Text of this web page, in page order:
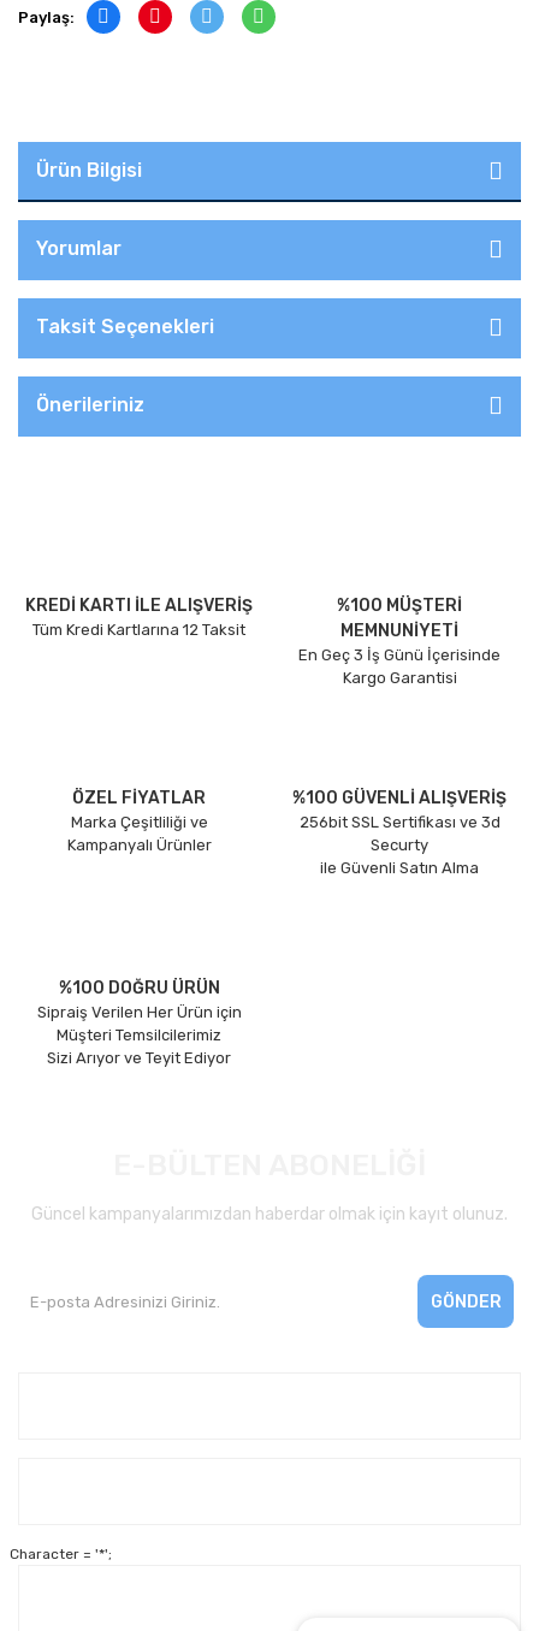
Paylaş:
Ürün Bilgisi
Yorumlar
Taksit Seçenekleri
Önerileriniz
KREDİ KARTI İLE ALIŞVERİŞ
Tüm Kredi Kartlarına 12 Taksit
%100 MÜŞTERİ
MEMNUNİYETİ
En Geç 3 İş Günü İçerisinde
Kargo Garantisi
ÖZEL FİYATLAR
Marka Çeşitliliği ve
Kampanyalı Ürünler
%100 GÜVENLİ ALIŞVERİŞ
256bit SSL Sertifikası ve 3d
Securty
ile Güvenli Satın Alma
%100 DOĞRU ÜRÜN
Sipraiş Verilen Her Ürün için
Müşteri Temsilcilerimiz
Sizi Arıyor ve Teyit Ediyor
Güncel kampanyalarımızdan haberdar olmak için kayıt olunuz.
GÖNDER
Character = '*';